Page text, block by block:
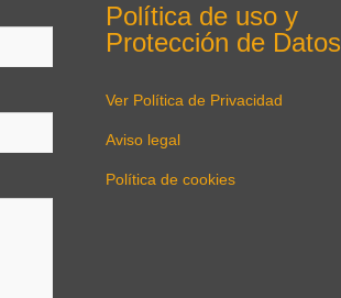
Política de uso y
Protección de Datos
Ver Política de Privacidad
Aviso legal
Política de cookies